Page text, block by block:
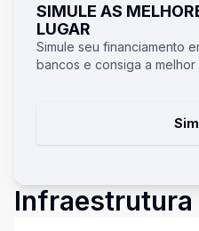
SIMULE AS
LUGAR
Simule seu financiamento
bancos e consiga a melhor
Infraestrutura